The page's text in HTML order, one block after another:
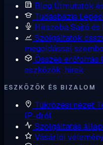
Blog Útmutatók
Tudásbázis
HírszobaSajtó
Szolgáltatók
megoldással
Összes erőforrás
eszközök, hírek
ESZKÖZÖK ÉS BIZALOM
Tükrözési nézet
IP-dről
Szolgáltatás
Vásárlói